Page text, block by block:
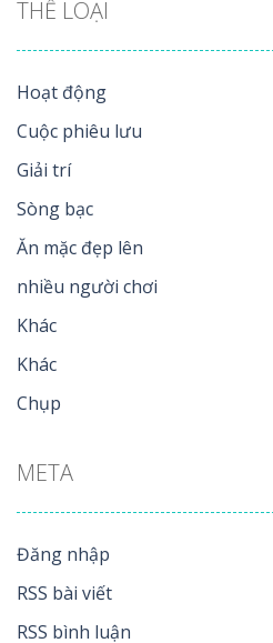
THỂ LOẠI
Hoạt động
Cuộc phiêu lưu
Giải trí
Sòng bạc
Ăn mặc đẹp lên
nhiều người chơi
Khác
Khác
Chụp
META
Đăng nhập
RSS bài viết
RSS bình luận